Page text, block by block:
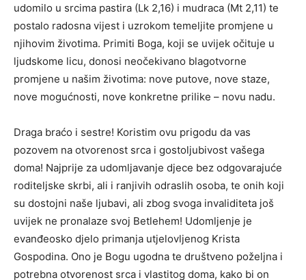
udomilo u srcima pastira (Lk 2,16) i mudraca (Mt 2,11) te
postalo radosna vijest i uzrokom temeljite promjene u
njihovim životima. Primiti Boga, koji se uvijek očituje u
ljudskome licu, donosi neočekivano blagotvorne
promjene u našim životima: nove putove, nove staze,
nove mogućnosti, nove konkretne prilike – novu nadu.
Draga braćo i sestre! Koristim ovu prigodu da vas
pozovem na otvorenost srca i gostoljubivost vašega
doma! Najprije za udomljavanje djece bez odgovarajuće
roditeljske skrbi, ali i ranjivih odraslih osoba, te onih koji
su dostojni naše ljubavi, ali zbog svoga invaliditeta još
uvijek ne pronalaze svoj Betlehem! Udomljenje je
evanđeosko djelo primanja utjelovljenog Krista
Gospodina. Ono je Bogu ugodna te društveno poželjna i
potrebna otvorenost srca i vlastitog doma, kako bi on